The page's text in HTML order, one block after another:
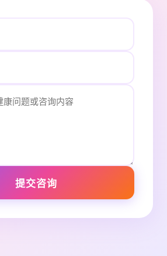
提交咨询